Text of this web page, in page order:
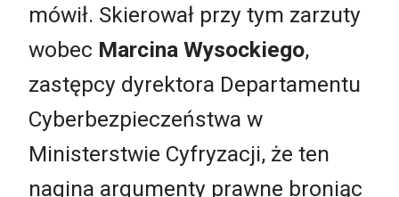
mówił. Skierował przy tym zarzuty
wobec Marcina Wysockiego,
zastępcy dyrektora Departamentu
Cyberbezpieczeństwa w
Ministerstwie Cyfryzacji, że ten
nagina argumenty prawne broniąc